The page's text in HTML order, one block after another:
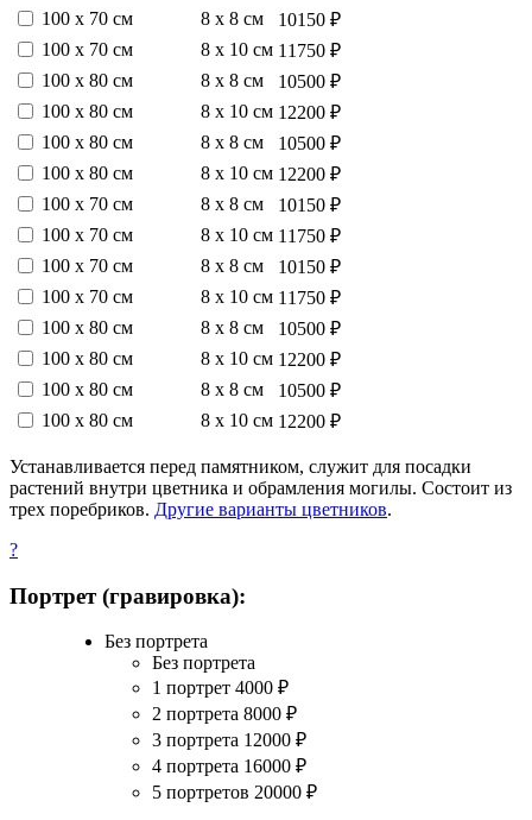
100 х 70 см
8 х 8 см
10150 ₽
100 х 70 см
8 х 10 см 11750 ₽
100 х 80 см
8 х 8 см
10500 ₽
100 х 80 см
8 х 10 см 12200 ₽
100 х 80 см
8 х 8 см
10500 ₽
100 х 80 см
8 х 10 см 12200 ₽
100 х 70 см
8 х 8 см
10150 ₽
100 х 70 см
8 х 10 см 11750 ₽
100 х 70 см
8 х 8 см
10150 ₽
100 х 70 см
8 х 10 см 11750 ₽
100 х 80 см
8 х 8 см
10500 ₽
100 х 80 см
8 х 10 см 12200 ₽
100 х 80 см
8 х 8 см
10500 ₽
100 х 80 см
8 х 10 см 12200 ₽
Устанавливается перед памятником, служит для посадки
растений внутри цветника и обрамления могилы. Состоит из
трех поребриков. Другие варианты цветников.
?
Портрет (гравировка):
Без портрета
Без портрета
1 портрет 4000 ₽
2 портрета 8000 ₽
3 портрета 12000 ₽
4 портрета 16000 ₽
5 портретов 20000 ₽